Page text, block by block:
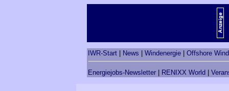
IWR-Start News Windenergie Offshore
Energiejobs-Newsletter RENIXX World